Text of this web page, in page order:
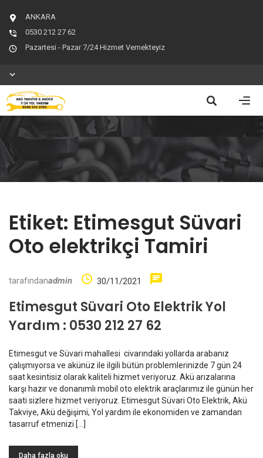
ANKARA
0530 212 27 62
Pazartesi - Pazar 7/24 Hizmet Vemekteyiz
Etiket: Etimesgut Süvari
Oto elektrikçi Tamiri
tarafındanadmin 30/11/2021
Etimesgut Süvari Oto Elektrik Yol
Yardım : 0530 212 27 62
Etimesgut ve Süvari mahallesi civarındaki yollarda arabanız
çalışmıyorsa ve akünüz ile ilgili bütün problemlerinizde 7 gün 24
saat kesintisiz olarak kaliteli hizmet veriyoruz. Akü arızalarına
karşı hazır ve donanımlı mobil oto elektrik araçlarımız ile günün her
saati sizlere hizmet veriyoruz. Etimesgut Süvari Oto Elektrik, Akü
Takviye, Akü değişimi, Yol yardım ile ekonomiden ve zamandan
tasarruf etmenizi […]
Daha fazla oku